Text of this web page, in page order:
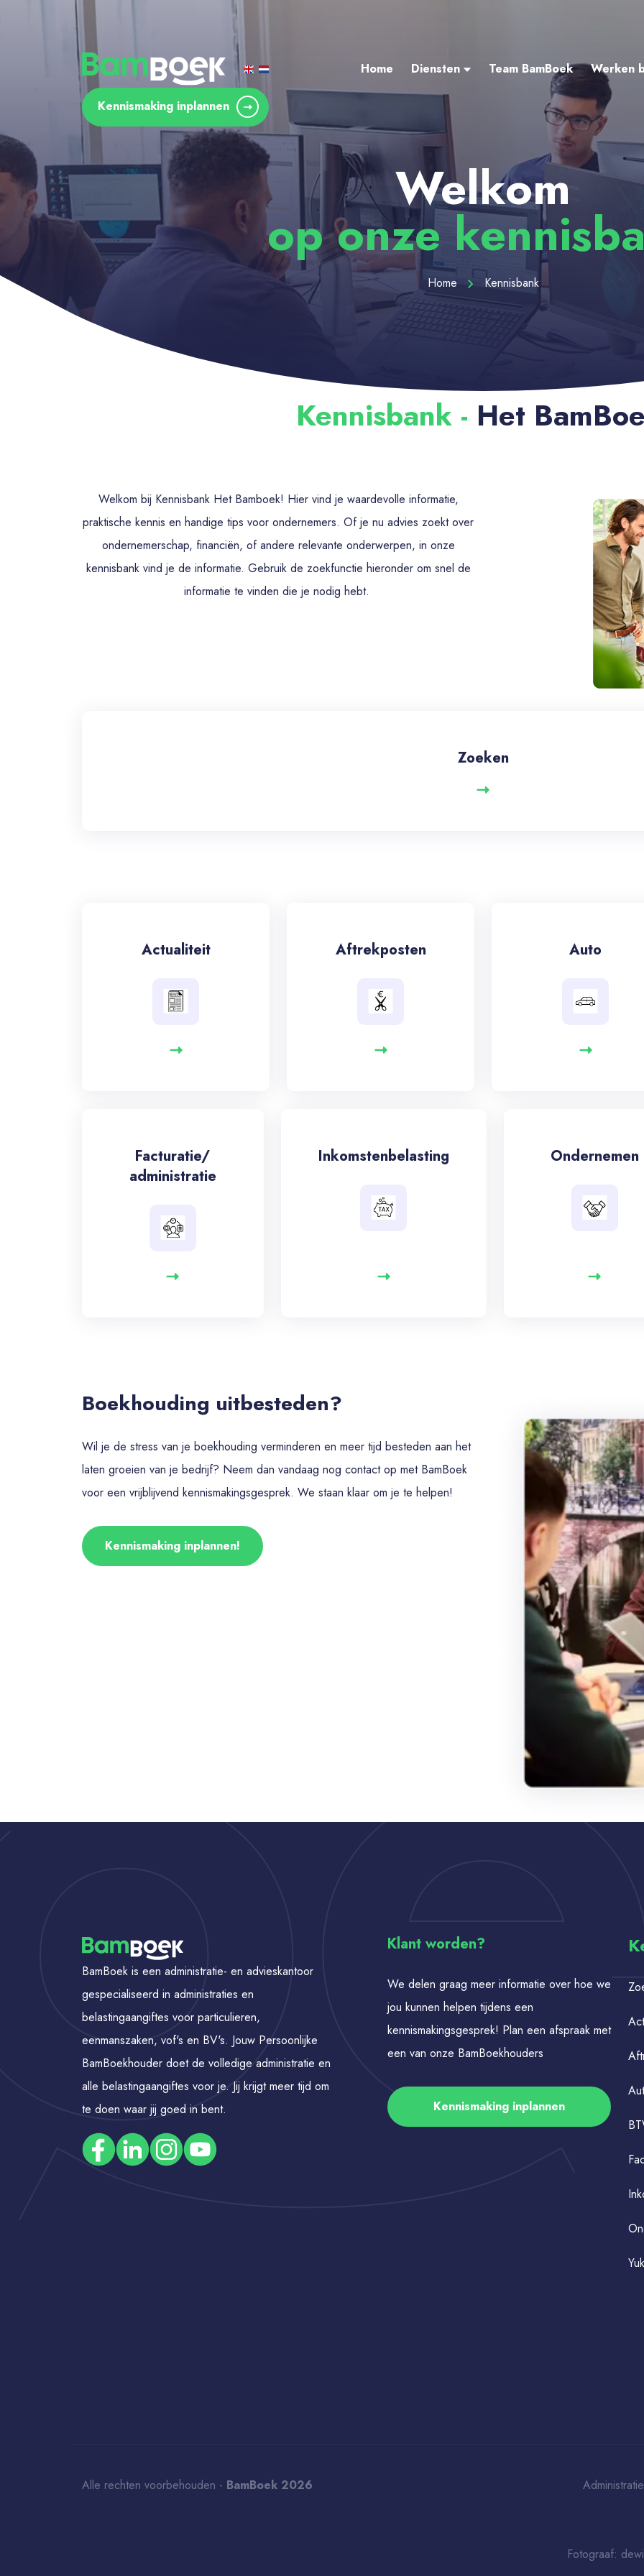
Home Diensten Team BamBoek Werken
Kennismaking inplannen
Welkom
op onze
Home Kennisbank
Kennisbank - Het
Welkom bij Kennisbank Het Bamboek! Hier vind je waardevolle informatie,
praktische kennis en handige tips voor ondernemers. Of je nu advies zoekt over
ondernemerschap, financiën, of andere relevante onderwerpen, in onze
kennisbank vind je de informatie. Gebruik de zoekfunctie hieronder om snel de
informatie te vinden die je nodig hebt.
Zoeken
Actualiteit Aftrekposten Auto
Facturatie/
administratie
Inkomstenbelasting Ondernemen
Boekhouding uitbesteden?
Wil je de stress van je boekhouding verminderen en meer tijd besteden aan het
laten groeien van je bedrijf? Neem dan vandaag nog contact op met BamBoek
voor een vrijblijvend kennismakingsgesprek. We staan klaar om je te helpen!
Kennismaking inplannen!
BamBoek is een administratie- en advieskantoor
gespecialiseerd in administraties en
belastingaangiftes voor particulieren,
eenmanszaken, vof's en BV's. Jouw Persoonlijke
BamBoekhouder doet de volledige administratie en
alle belastingaangiftes voor je. Jij krijgt meer tijd om
te doen waar jij goed in bent.
Klant worden?
We delen graag meer informatie over hoe we
jou kunnen helpen tijdens een
kennismakingsgesprek! Plan een afspraak met
een van onze BamBoekhouders
Kennismaking inplannen
Alle rechten voorbehouden - BamBoek 2026
Fotograaf: